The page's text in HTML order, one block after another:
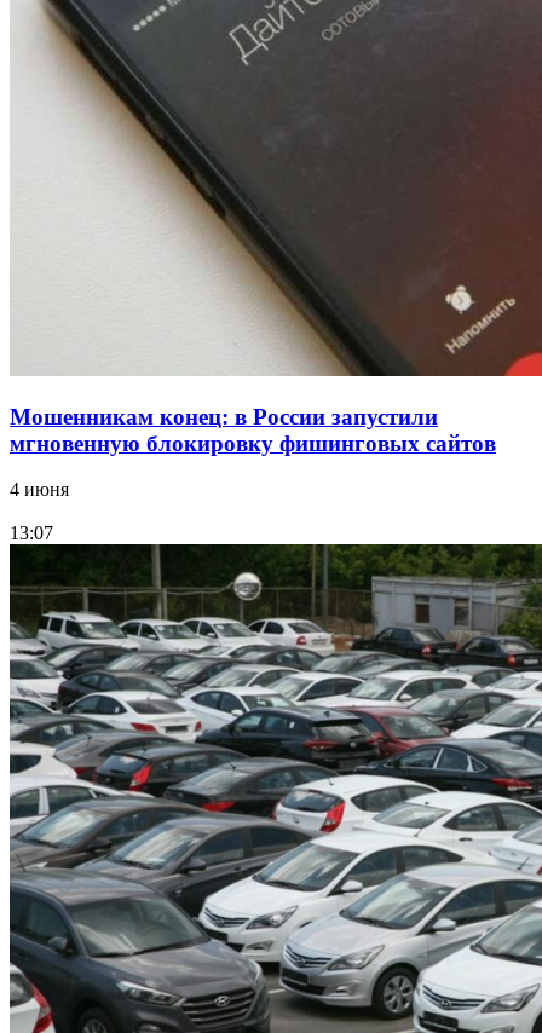
12:39
Сладкий праздник в Волгограде: в Центральном
парке прошёл фестиваль „Арбузный переполох“
Волгоградские компании нарастили экспорт:
заключены контракты на 3,6 млн долларов
Мошенникам конец: в России запустили
мгновенную блокировку фишинговых сайтов
4 июня
13:07